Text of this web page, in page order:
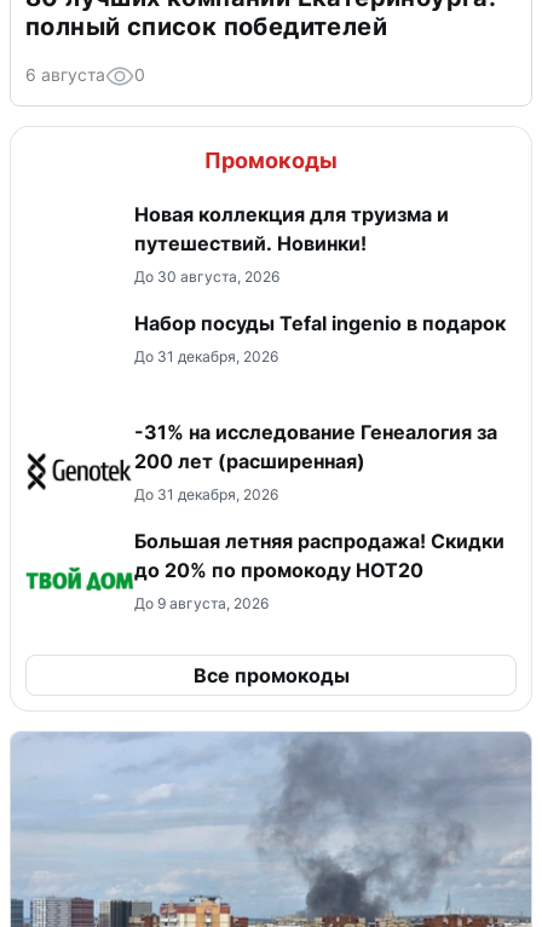
полный список победителей
6 августа 0
Промокоды
Новая коллекция для труизма и
путешествий. Новинки!
До 30 августа, 2026
Набор посуды Tefal ingenio в подарок
До 31 декабря, 2026
-31% на исследование Генеалогия за
200 лет (расширенная)
До 31 декабря, 2026
Большая летняя распродажа! Скидки
до 20% по промокоду HOT20
До 9 августа, 2026
Все промокоды